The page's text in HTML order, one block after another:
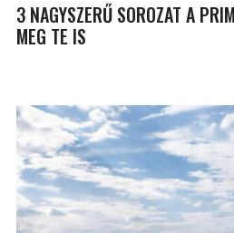
3 NAGYSZERŰ SOROZAT A
MEG TE IS